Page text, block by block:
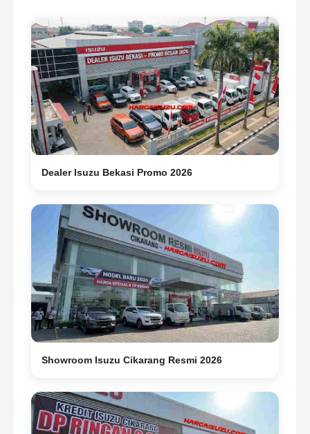
Dealer Isuzu Bekasi Promo 2026
Showroom Isuzu Cikarang Resmi 2026